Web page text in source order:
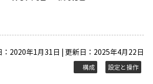
：2020年1月31日 | 更新日：2025年4月22日
構成 設定と操作